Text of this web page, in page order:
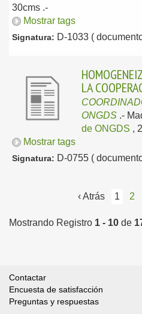
30cms .-
Mostrar tags
Signatura: D-1033 (
LA
ONGDS .-
de ONGDS ,
Mostrar tags
Signatura: D-0755 (
‹ Atrás 1 2
Mostrando Registro 1 - 10 de
Contactar
Encuesta de satisfacción
Preguntas y respuestas